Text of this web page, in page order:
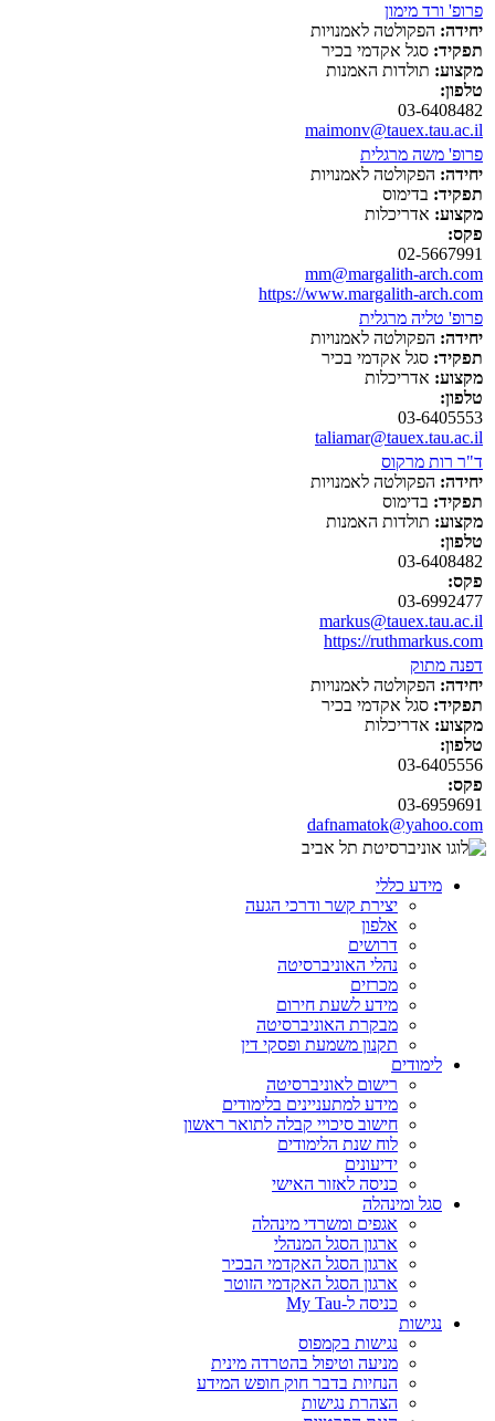
פרופ' ורד מימון
יחידה: הפקולטה לאמנויות
תפקיד: סגל אקדמי בכיר
מקצוע: תולדות האמנות
טלפון:
03-6408482
maimonv@tauex.tau.ac.il
פרופ' משה מרגלית
יחידה: הפקולטה לאמנויות
תפקיד: בדימוס
מקצוע: אדריכלות
פקס:
02-5667991
mm@margalith-arch.com
https://www.margalith-arch.com
פרופ' טליה מרגלית
יחידה: הפקולטה לאמנויות
תפקיד: סגל אקדמי בכיר
מקצוע: אדריכלות
טלפון:
03-6405553
taliamar@tauex.tau.ac.il
ד"ר רות מרקוס
יחידה: הפקולטה לאמנויות
תפקיד: בדימוס
מקצוע: תולדות האמנות
טלפון:
03-6408482
פקס:
03-6992477
markus@tauex.tau.ac.il
https://ruthmarkus.com
דפנה מתוק
יחידה: הפקולטה לאמנויות
תפקיד: סגל אקדמי בכיר
מקצוע: אדריכלות
טלפון:
03-6405556
פקס:
03-6959691
dafnamatok@yahoo.com
מידע כללי
יצירת קשר ודרכי הגעה
אלפון
דרושים
נהלי האוניברסיטה
מכרזים
מידע לשעת חירום
מבקרת האוניברסיטה
תקנון משמעת ופסקי דין
לימודים
רישום לאוניברסיטה
מידע למתעניינים בלימודים
חישוב סיכויי קבלה לתואר ראשון
לוח שנת הלימודים
ידיעונים
כניסה לאזור האישי
סגל ומינהלה
אגפים ומשרדי מינהלה
ארגון הסגל המנהלי
ארגון הסגל האקדמי הבכיר
ארגון הסגל האקדמי הזוטר
כניסה ל-My Tau
נגישות
נגישות בקמפוס
מניעה וטיפול בהטרדה מינית
הנחיות בדבר חוק חופש המידע
הצהרת נגישות